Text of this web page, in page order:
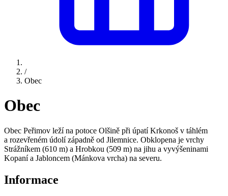
/
Obec
Obec
Obec Peřimov leží na potoce Olšině při úpatí Krkonoš v táhlém
a rozevřeném údolí západně od Jilemnice. Obklopena je vrchy
Strážníkem (610 m) a Hrobkou (509 m) na jihu a vyvýšeninami
Kopaní a Jabloncem (Mánkova vrcha) na severu.
Informace